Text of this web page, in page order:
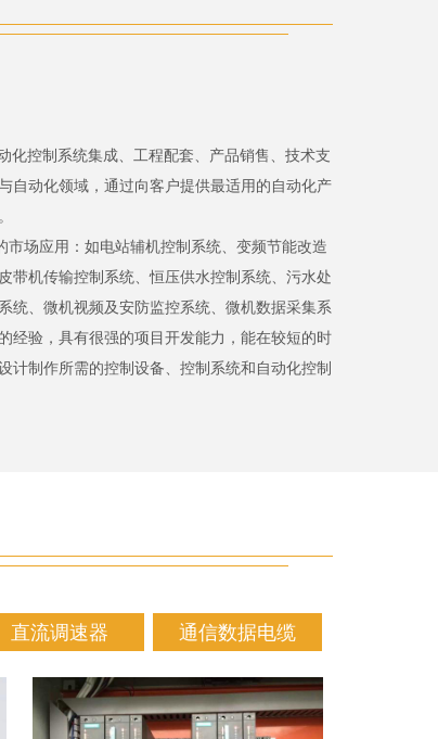
化控制系统集成、工程配套、产品销售、技术支
自动化领域，通过向客户提供最适用的自动化产
场应用：如电站辅机控制系统、变频节能改造
带机传输控制系统、恒压供水控制系统、污水处
统、微机视频及安防监控系统、微机数据采集系
经验，具有很强的项目开发能力，能在较短的时
计制作所需的控制设备、控制系统和自动化控制
直流调速器 通信数据电缆